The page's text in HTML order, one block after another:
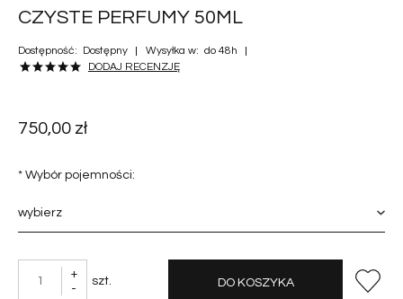
CZYSTE PERFUMY 50ML
Dostępność: Dostępny Wysyłka w: do 48h
DODAJ RECENZJĘ
750,00 zł
* Wybór pojemności:
+
-
szt. DO KOSZYKA